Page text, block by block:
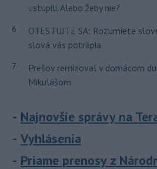
ustúpili. Alebo žeby nie?
6
OTESTUJTE SA: Rozumiete
slová vás potrápia
7
Prešov remizoval v domácom
Mikulášom
Najnovšie správy na
Vyhlásenia
Priame prenosy z